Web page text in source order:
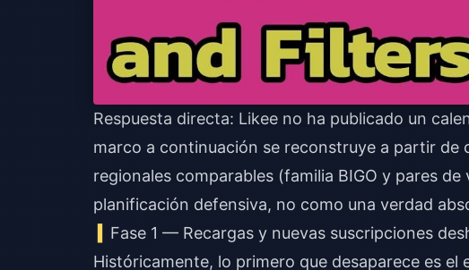
Respuesta directa: Likee no ha publicado un
marco a continuación se reconstruye a partir de
regionales comparables (familia BIGO y pares
planificación defensiva, no como una verdad
Fase 1 — Recargas y nuevas suscripciones
Históricamente, lo primero que desaparece es